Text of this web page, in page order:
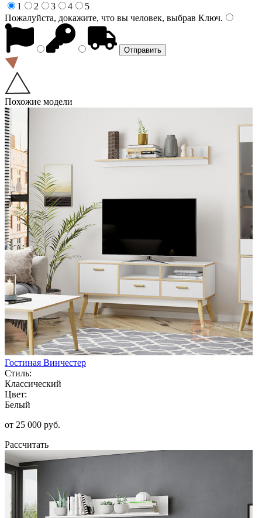
1
2 3 4
5
Пожалуйста, докажите, что вы человек, выбрав Ключ.
Похожие модели
Гостиная Винчестер
Стиль:
Классический
Цвет:
Белый
от 25 000 руб.
Рассчитать